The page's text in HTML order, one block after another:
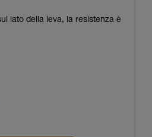
lato della leva, la resistenza è